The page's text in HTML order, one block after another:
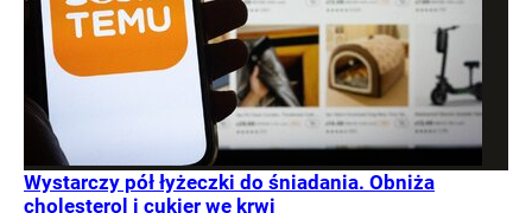
Wystarczy pół łyżeczki do śniadania. Obniża
cholesterol i cukier we krwi